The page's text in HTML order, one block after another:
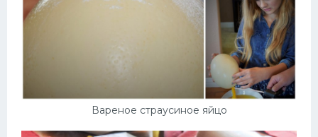
Вареное страусиное яйцо